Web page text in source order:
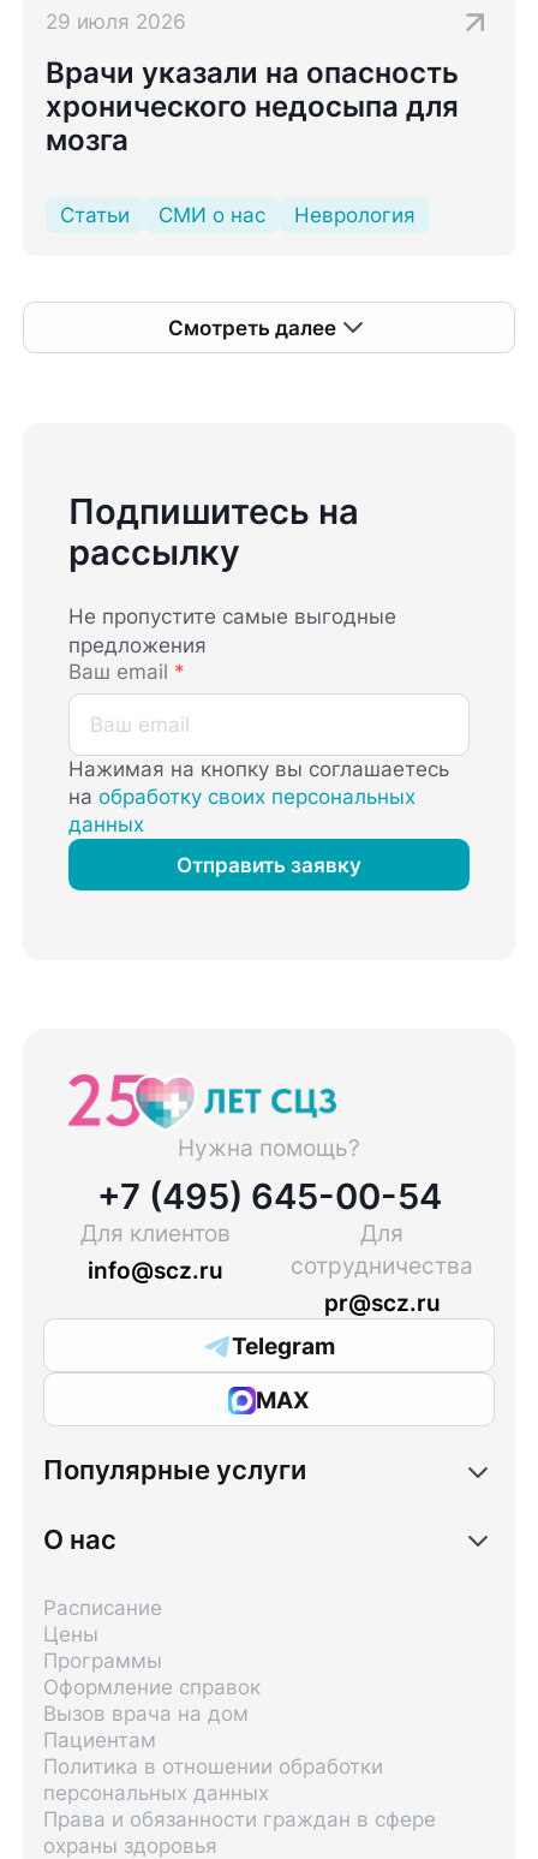
29 июля 2026
Врачи указали на опасность
хронического недосыпа для
мозга
Статьи СМИ о нас Неврология
Смотреть далее
Подпишитесь на
рассылку
Не пропустите самые выгодные
предложения
Ваш email *
Нажимая на кнопку вы соглашаетесь
наобработку своих персональных
данных
Отправить заявку
Нужна помощь?
+7 (495) 645-00-54
Для клиентов
info@scz.ru
Для
сотрудничества
pr@scz.ru
Telegram
MAX
Популярные услуги
О нас
Расписание
Цены
Программы
Оформление справок
Вызов врача на дом
Пациентам
Политика в отношении обработки
персональных данных
Права и обязанности граждан в сфере
охраны здоровья